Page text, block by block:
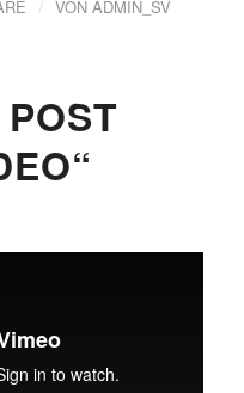
/ VON ADMIN_SV